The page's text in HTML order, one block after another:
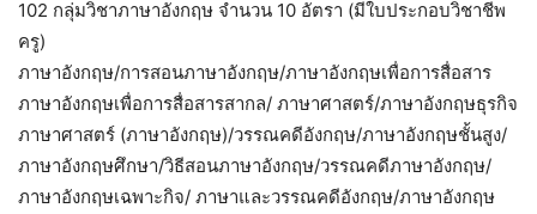
102 กลุ่มวิชาภาษาอังกฤษ จำนวน 10 อัตรา (มีใบประกอบวิชาชีพ
ครู)
ภาษาอังกฤษ/การสอนภาษาอังกฤษ/ภาษาอังกฤษเพื่อการสื่อสาร
ภาษาอังกฤษเพื่อการสื่อสารสากล/ ภาษาศาสตร์/ภาษาอังกฤษธุรกิจ
ภาษาศาสตร์ (ภาษาอังกฤษ)/วรรณคดีอังกฤษ/ภาษาอังกฤษชั้นสูง/
ภาษาอังกฤษศึกษา/วิธีสอนภาษาอังกฤษ/วรรณคดีภาษาอังกฤษ/
ภาษาอังกฤษเฉพาะกิจ/ ภาษาและวรรณคดีอังกฤษ/ภาษาอังกฤษ